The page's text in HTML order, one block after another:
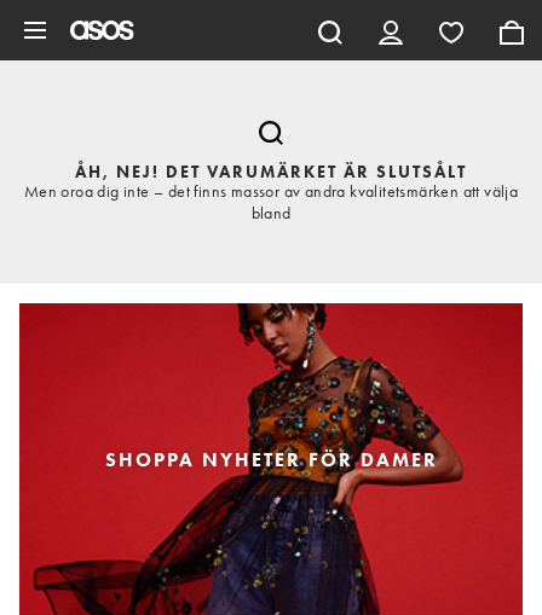
ÅH, NEJ! DET VARUMÄRKET ÄR SLUTSÅLT
Men oroa dig inte – det finns massor av andra kvalitetsmärken att välja
bland
SHOPPA NYHETER FÖR DAMER